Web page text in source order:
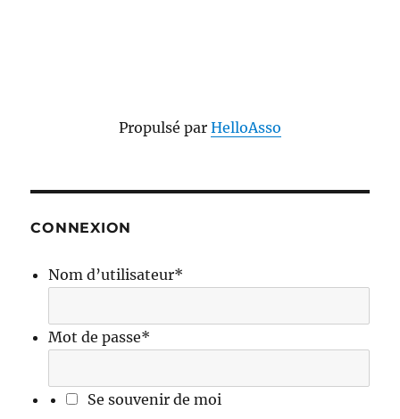
Propulsé par HelloAsso
CONNEXION
Nom d’utilisateur*
Mot de passe*
Se souvenir de moi